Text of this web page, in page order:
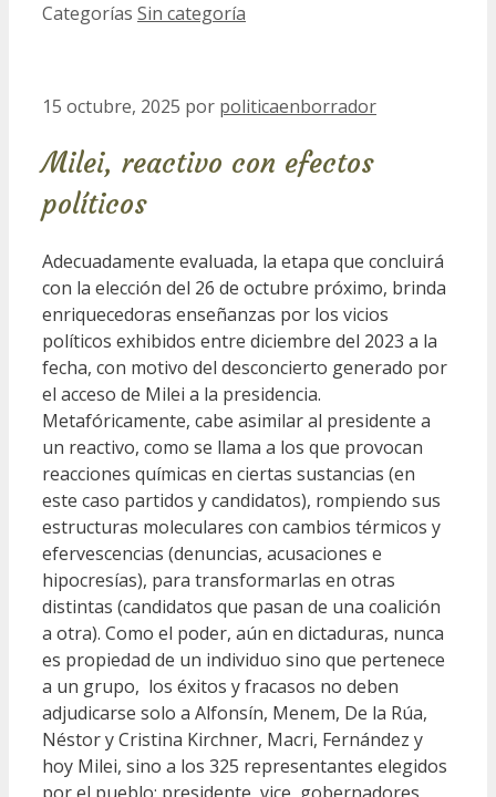
Categorías Sin categoría
15 octubre, 2025 por politicaenborrador
Milei, reactivo con efectos
políticos
Adecuadamente evaluada, la etapa que concluirá
con la elección del 26 de octubre próximo, brinda
enriquecedoras enseñanzas por los vicios
políticos exhibidos entre diciembre del 2023 a la
fecha, con motivo del desconcierto generado por
el acceso de Milei a la presidencia.
Metafóricamente, cabe asimilar al presidente a
un reactivo, como se llama a los que provocan
reacciones químicas en ciertas sustancias (en
este caso partidos y candidatos), rompiendo sus
estructuras moleculares con cambios térmicos y
efervescencias (denuncias, acusaciones e
hipocresías), para transformarlas en otras
distintas (candidatos que pasan de una coalición
a otra). Como el poder, aún en dictaduras, nunca
es propiedad de un individuo sino que pertenece
a un grupo, los éxitos y fracasos no deben
adjudicarse solo a Alfonsín, Menem, De la Rúa,
Néstor y Cristina Kirchner, Macri, Fernández y
hoy Milei, sino a los 325 representantes elegidos